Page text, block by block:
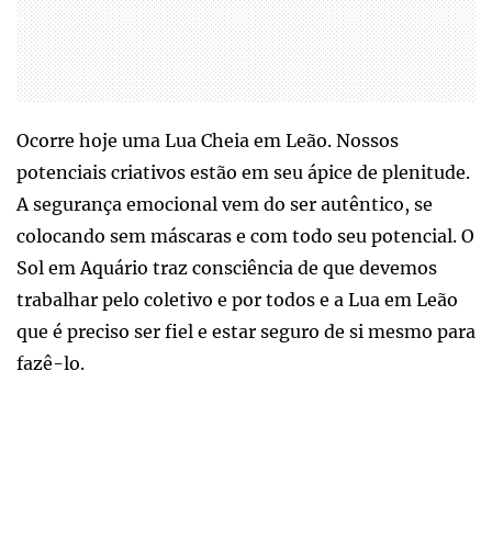
Ocorre hoje uma Lua Cheia em Leão. Nossos
potenciais criativos estão em seu ápice de plenitude.
A segurança emocional vem do ser autêntico, se
colocando sem máscaras e com todo seu potencial. O
Sol em Aquário traz consciência de que devemos
trabalhar pelo coletivo e por todos e a Lua em Leão
que é preciso ser fiel e estar seguro de si mesmo para
fazê-lo.